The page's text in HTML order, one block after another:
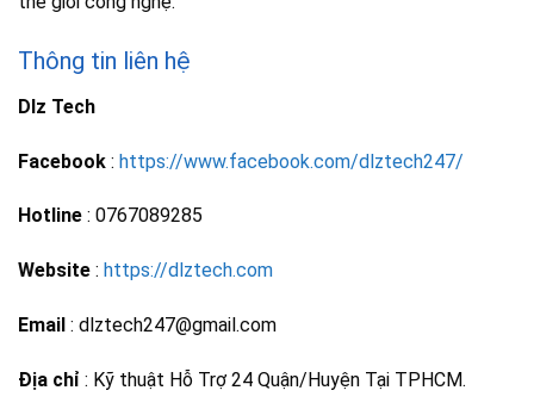
Thông tin liên hệ
Dlz Tech
Facebook : https://www.facebook.com/dlztech247/
Hotline : 0767089285
Website : https://dlztech.com
Email : dlztech247@gmail.com
Địa chỉ : Kỹ thuật Hỗ Trợ 24 Quận/Huyện Tại TPHCM.